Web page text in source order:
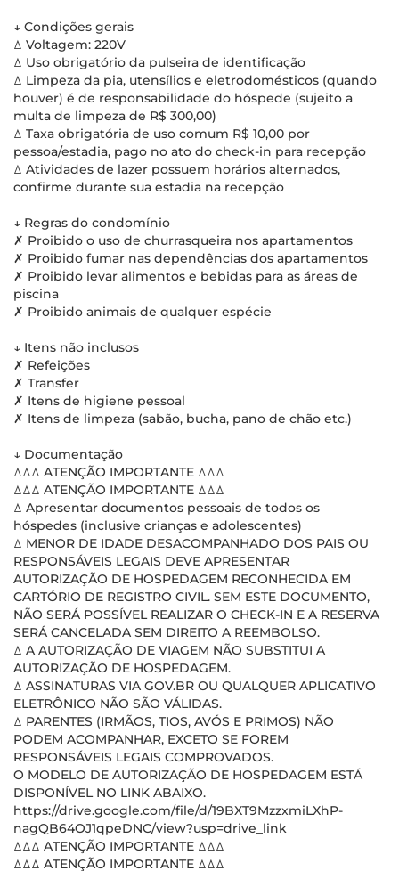
↓ Condições gerais
ꕔ Voltagem: 220V
ꕔ Uso obrigatório da pulseira de identificação
ꕔ Limpeza da pia, utensílios e eletrodomésticos (quando
houver) é de responsabilidade do hóspede (sujeito a
multa de limpeza de R$ 300,00)
ꕔ Taxa obrigatória de uso comum R$ 10,00 por
pessoa/estadia, pago no ato do check-in para recepção
ꕔ Atividades de lazer possuem horários alternados,
confirme durante sua estadia na recepção
↓ Regras do condomínio
✗ Proibido o uso de churrasqueira nos apartamentos
✗ Proibido fumar nas dependências dos apartamentos
✗ Proibido levar alimentos e bebidas para as áreas de
piscina
✗ Proibido animais de qualquer espécie
↓ Itens não inclusos
✗ Refeições
✗ Transfer
✗ Itens de higiene pessoal
✗ Itens de limpeza (sabão, bucha, pano de chão etc.)
↓ Documentação
ꕔꕔꕔ ATENÇÃO IMPORTANTE ꕔꕔꕔ
ꕔꕔꕔ ATENÇÃO IMPORTANTE ꕔꕔꕔ
ꕔ Apresentar documentos pessoais de todos os
hóspedes (inclusive crianças e adolescentes)
ꕔ MENOR DE IDADE DESACOMPANHADO DOS PAIS OU
RESPONSÁVEIS LEGAIS DEVE APRESENTAR
AUTORIZAÇÃO DE HOSPEDAGEM RECONHECIDA EM
CARTÓRIO DE REGISTRO CIVIL. SEM ESTE DOCUMENTO,
NÃO SERÁ POSSÍVEL REALIZAR O CHECK-IN E A RESERVA
SERÁ CANCELADA SEM DIREITO A REEMBOLSO.
ꕔ A AUTORIZAÇÃO DE VIAGEM NÃO SUBSTITUI A
AUTORIZAÇÃO DE HOSPEDAGEM.
ꕔ ASSINATURAS VIA GOV.BR OU QUALQUER APLICATIVO
ELETRÔNICO NÃO SÃO VÁLIDAS.
ꕔ PARENTES (IRMÃOS, TIOS, AVÓS E PRIMOS) NÃO
PODEM ACOMPANHAR, EXCETO SE FOREM
RESPONSÁVEIS LEGAIS COMPROVADOS.
O MODELO DE AUTORIZAÇÃO DE HOSPEDAGEM ESTÁ
DISPONÍVEL NO LINK ABAIXO.
https://drive.google.com/file/d/19BXT9MzzxmiLXhP-
nagQB64OJ1qpeDNC/view?usp=drive_link
ꕔꕔꕔ ATENÇÃO IMPORTANTE ꕔꕔꕔ
ꕔꕔꕔ ATENÇÃO IMPORTANTE ꕔꕔꕔ